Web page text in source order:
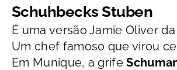
Schuhbecks Stuben
É uma versão Jamie Oliver
Um chef famoso que virou
Em Munique, a grife